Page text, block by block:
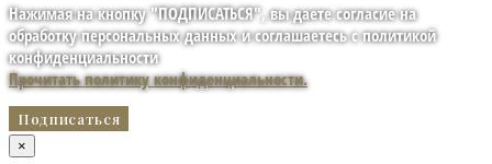
Нажимая на кнопку "ПОДПИСАТЬСЯ", вы даете согласие на
обработку персональных данных и соглашаетесь с политикой
конфиденциальности
Прочитать политику конфиденциальности.
×